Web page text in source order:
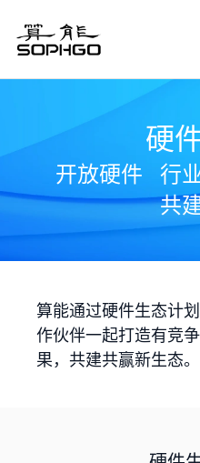
硬
开放硬件 行
共
算能通过硬件生态计
作伙伴一起打造有竞
果，共建共赢新生态。